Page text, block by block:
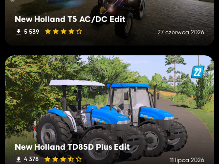
New Holland T5 AC/DC Edit
5 539 27 czerwca 2026
New Holland TD85D Plus Edit
4 378 11 lipca 2026